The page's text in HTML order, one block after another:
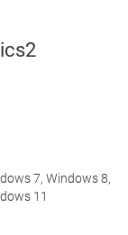
7, Windows 8,
11